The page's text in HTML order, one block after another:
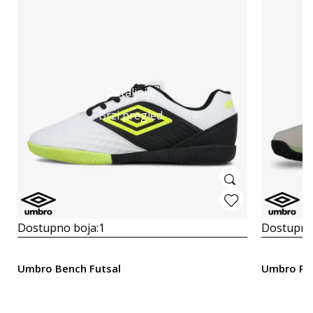
Detaljnije
Brzi pregled
Dostupno boja:1
Umbro Bench Futsal Umbro